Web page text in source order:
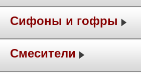
Сифоны и гофры
Смесители